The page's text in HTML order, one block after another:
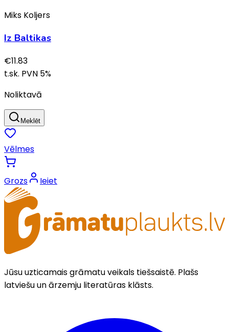
Miks Koljers
Iz Baltikas
€11.83
t.sk. PVN 5%
Noliktavā
Meklēt
Vēlmes
Grozs Ieiet
Jūsu uzticamais grāmatu veikals tiešsaistē. Plašs
latviešu un ārzemju literatūras klāsts.